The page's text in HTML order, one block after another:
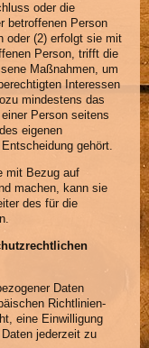
oder die
betroffenen Person
oder (2) erfolgt sie mit
Person, trifft die
Maßnahmen, um
Interessen
mindestens das
Person seitens
eigenen
gehört.
mit Bezug auf
machen, kann sie
des für die
Daten
Richtlinien-
eine Einwilligung
jederzeit zu